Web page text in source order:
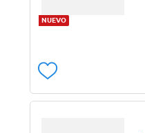
NUEVO